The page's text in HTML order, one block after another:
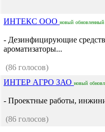
ИНТЕКС ООО новый обновленный
- Дезинфицирующие
ароматизаторы...
(86 голосов)
ИНТЕР АГРО ЗАО новый
- Проектные работы,
(86 голосов)